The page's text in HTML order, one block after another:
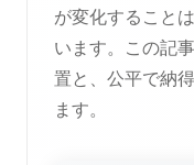
が変化すること
います。この記
置と、公平で納
ます。